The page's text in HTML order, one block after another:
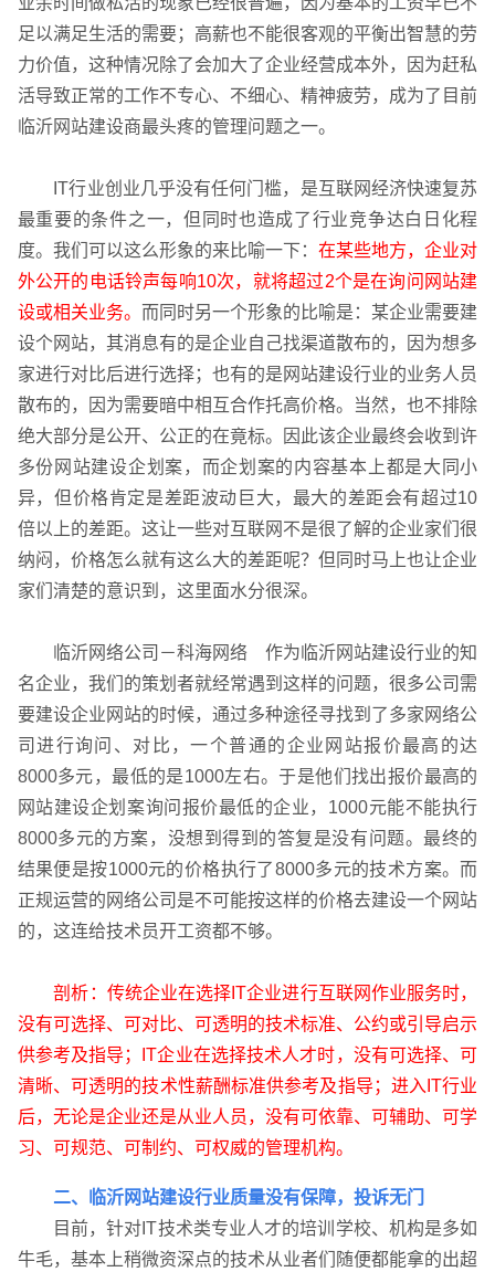
足以满足生活的需要；高薪也不能很客观的平衡出智慧的劳
力价值，这种情况除了会加大了企业经营成本外，因为赶私
活导致正常的工作不专心、不细心、精神疲劳，成为了目前
临沂网站建设商最头疼的管理问题之一。
IT行业创业几乎没有任何门槛，是互联网经济快速复苏
最重要的条件之一，但同时也造成了行业竞争达白日化程
度。我们可以这么形象的来比喻一下：在某些地方，企业对
外公开的电话铃声每响10次，就将超过2个是在询问网站建
设或相关业务。 而同时另一个形象的比喻是：某企业需要建
设个网站，其消息有的是企业自己找渠道散布的，因为想多
家进行对比后进行选择；也有的是网站建设行业的业务人员
散布的，因为需要暗中相互合作托高价格。当然，也不排除
绝大部分是公开、公正的在竟标。因此该企业最终会收到许
多份网站建设企划案，而企划案的内容基本上都是大同小
异，但价格肯定是差距波动巨大，最大的差距会有超过10
倍以上的差距。这让一些对互联网不是很了解的企业家们很
纳闷，价格怎么就有这么大的差距呢？但同时马上也让企业
家们清楚的意识到，这里面水分很深。
临沂网络公司－科海网络 作为临沂网站建设行业的知
名企业，我们的策划者就经常遇到这样的问题，很多公司需
要建设企业网站的时候，通过多种途径寻找到了多家网络公
司进行询问、对比，一个普通的企业网站报价最高的达
8000多元，最低的是1000左右。于是他们找出报价最高的
网站建设企划案询问报价最低的企业，1000元能不能执行
8000多元的方案，没想到得到的答复是没有问题。最终的
结果便是按1000元的价格执行了8000多元的技术方案。而
正规运营的网络公司是不可能按这样的价格去建设一个网站
的，这连给技术员开工资都不够。
剖析：传统企业在选择IT企业进行互联网作业服务时，
没有可选择、可对比、可透明的技术标准、公约或引导启示
供参考及指导；IT企业在选择技术人才时，没有可选择、可
清晰、可透明的技术性薪酬标准供参考及指导；进入IT行业
后，无论是企业还是从业人员，没有可依靠、可辅助、可学
习、可规范、可制约、可权威的管理机构。
二、临沂网站建设行业质量没有保障，投诉无门
目前，针对IT技术类专业人才的培训学校、机构是多如
牛毛，基本上稍微资深点的技术从业者们随便都能拿的出超
请输入您的公司名称 您的称呼
联系电话 微信号